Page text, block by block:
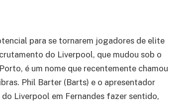
para se tornarem jogadores de elite
do Liverpool, que mudou sob o
é um nome que recentemente chamou
Phil Barter (Barts) e o apresentador
Liverpool em Fernandes fazer sentido,